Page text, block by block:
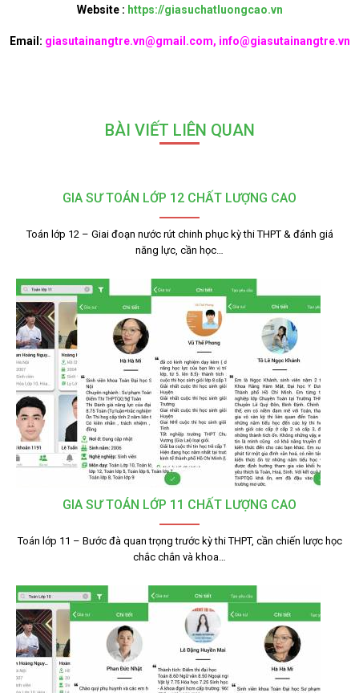
Website : https://giasuchatluongcao.vn
Email: giasutainangtre.vn@gmail.com, info@giasutainangtre.vn
BÀI VIẾT LIÊN QUAN
GIA SƯ TOÁN LỚP 12 CHẤT LƯỢNG CAO
Toán lớp 12 – Giai đoạn nước rút chinh phục kỳ thi THPT & đánh giá
năng lực, cần học…
GIA SƯ TOÁN LỚP 11 CHẤT LƯỢNG CAO
Toán lớp 11 – Bước đà quan trọng trước kỳ thi THPT, cần chiến lược học
chắc chắn và khoa…